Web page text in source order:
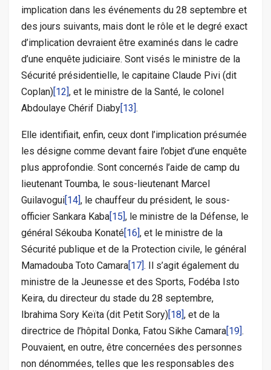
implication dans les événements du 28 septembre et
des jours suivants, mais dont le rôle et le degré exact
d’implication devraient être examinés dans le cadre
d’une enquête judiciaire. Sont visés le ministre de la
Sécurité présidentielle, le capitaine Claude Pivi (dit
Coplan)[12], et le ministre de la Santé, le colonel
Abdoulaye Chérif Diaby[13].
Elle identifiait, enfin, ceux dont l’implication présumée
les désigne comme devant faire l’objet d’une enquête
plus approfondie. Sont concernés l’aide de camp du
lieutenant Toumba, le sous-lieutenant Marcel
Guilavogui[14], le chauffeur du président, le sous-
officier Sankara Kaba[15], le ministre de la Défense, le
général Sékouba Konaté[16], et le ministre de la
Sécurité publique et de la Protection civile, le général
Mamadouba Toto Camara[17]. Il s’agit également du
ministre de la Jeunesse et des Sports, Fodéba Isto
Keira, du directeur du stade du 28 septembre,
Ibrahima Sory Keïta (dit Petit Sory)[18], et de la
directrice de l’hôpital Donka, Fatou Sikhe Camara[19].
Pouvaient, en outre, être concernées des personnes
non dénommées, telles que les responsables des